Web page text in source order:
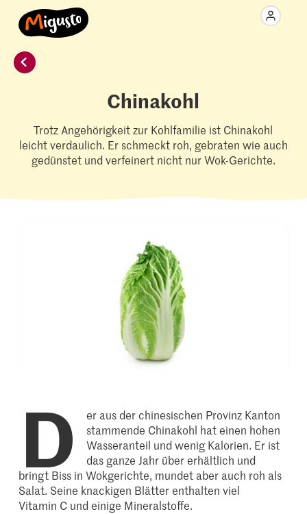
Chinakohl
Trotz Angehörigkeit zur Kohlfamilie ist Chinakohl
leicht verdaulich. Er schmeckt roh, gebraten wie auch
gedünstet und verfeinert nicht nur Wok-Gerichte.
D
er aus der chinesischen Provinz Kanton
stammende Chinakohl hat einen hohen
Wasseranteil und wenig Kalorien. Er ist
das ganze Jahr über erhältlich und
bringt Biss in Wokgerichte, mundet aber auch roh als
Salat. Seine knackigen Blätter enthalten viel
Vitamin C und einige Mineralstoffe.